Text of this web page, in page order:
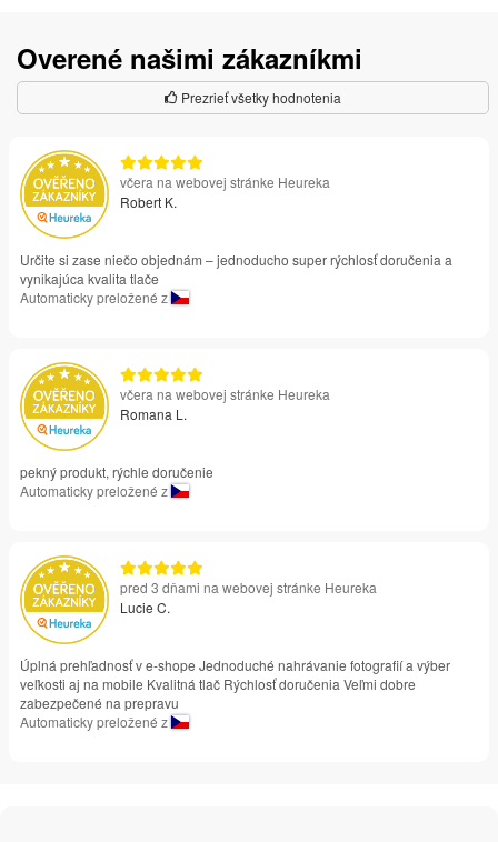
Overené našimi zákazníkmi
Prezrieť všetky hodnotenia
včera na webovej stránke Heureka
Robert K.
Určite si zase niečo objednám – jednoducho super rýchlosť doručenia a
vynikajúca kvalita tlače
Automaticky preložené z
včera na webovej stránke Heureka
Romana L.
pekný produkt, rýchle doručenie
Automaticky preložené z
pred 3 dňami na webovej stránke Heureka
Lucie C.
Úplná prehľadnosť v e-shope Jednoduché nahrávanie fotografií a výber
veľkosti aj na mobile Kvalitná tlač Rýchlosť doručenia Veľmi dobre
zabezpečené na prepravu
Automaticky preložené z